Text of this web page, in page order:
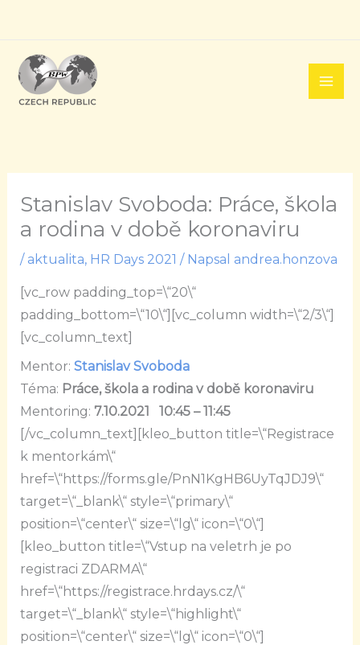
obsah
Stanislav Svoboda: Práce, škola
a rodina v době koronaviru
/ aktualita, HR Days 2021 / Napsal andrea.honzova
[vc_row padding_top=\“20\“
padding_bottom=\“10\“][vc_column width=\“2/3\“]
[vc_column_text]
Mentor: Stanislav Svoboda
Téma: Práce, škola a rodina v době koronaviru
Mentoring: 7.10.2021 10:45 – 11:45
[/vc_column_text][kleo_button title=\“Registrace
k mentorkám\“
href=\“https://forms.gle/PnN1KgHB6UyTqJDJ9\“
target=\“_blank\“ style=\“primary\“
position=\“center\“ size=\“lg\“ icon=\“0\“]
[kleo_button title=\“Vstup na veletrh je po
registraci ZDARMA\“
href=\“https://registrace.hrdays.cz/\“
target=\“_blank\“ style=\“highlight\“
position=\“center\“ size=\“lg\“ icon=\“0\“]